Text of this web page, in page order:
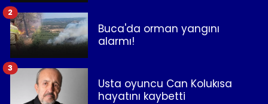
Buca'da orman yangını
alarmı!
2
Usta oyuncu Can Kolukısa
hayatını kaybetti
3